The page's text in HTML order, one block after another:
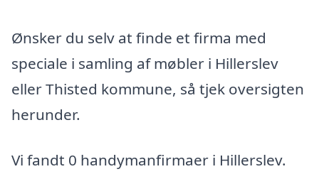
Ønsker du selv at finde et firma med
speciale i samling af møbler i Hillerslev
eller Thisted kommune, så tjek oversigten
herunder.
Vi fandt 0 handymanfirmaer i Hillerslev.